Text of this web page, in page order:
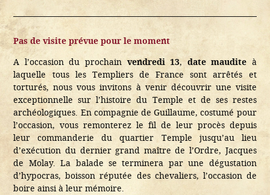
sur 5
basé sur
notations
client
Pas de visite prévue pour le moment
A l’occasion du prochain vendredi 13, date maudite à
laquelle tous les Templiers de France sont arrêtés et
torturés, nous vous invitons à venir découvrir une visite
exceptionnelle sur l’histoire du Temple et de ses restes
archéologiques. En compagnie de Guillaume, costumé pour
l’occasion, vous remonterez le fil de leur procès depuis
leur commanderie du quartier Temple jusqu’au lieu
d’exécution du dernier grand maître de l’Ordre, Jacques
de Molay. La balade se terminera par une dégustation
d’hypocras, boisson réputée des chevaliers, l’occasion de
boire ainsi à leur mémoire.